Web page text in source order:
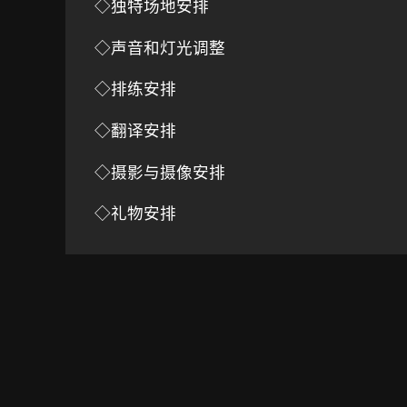
◇独特场地安排
◇声音和灯光调整
◇排练安排
◇翻译安排
◇摄影与摄像安排
◇礼物安排